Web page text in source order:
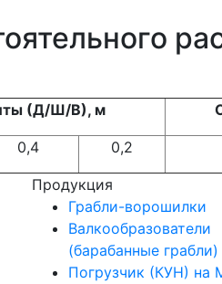
(Д/Ш/В), м
0,4 0,2
Продукция
Грабли-ворошилки
Валкообразователи
(барабанные грабли)
Погрузчик (КУН) на